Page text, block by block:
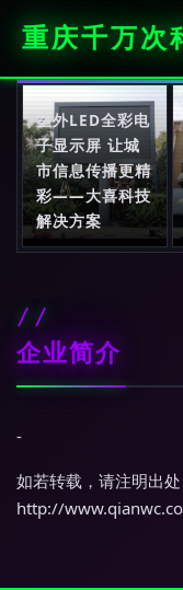
重庆千万次
室外LED全彩电
子显示屏 让城
市信息传播更精
彩——大喜科技
解决方案
企业简介
-
如若转载，请注明出处
http://